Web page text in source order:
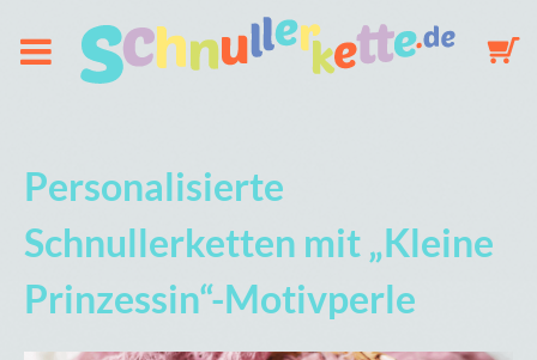
Schnullerkette
Schlüsselanhänger
Personalisierte
Schnullerketten mit „Kleine
Prinzessin“-Motivperle